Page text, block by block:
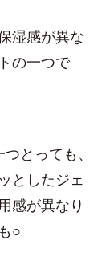
湿感が異な
の一つで
とっても、
としたジェ
感が異なり
○